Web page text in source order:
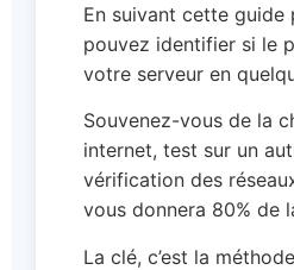
En suivant cette guide
pouvez identifier si le
votre serveur en
Souvenez-vous de la
internet, test sur un
vérification des
vous donnera 80% de
La clé, c’est la